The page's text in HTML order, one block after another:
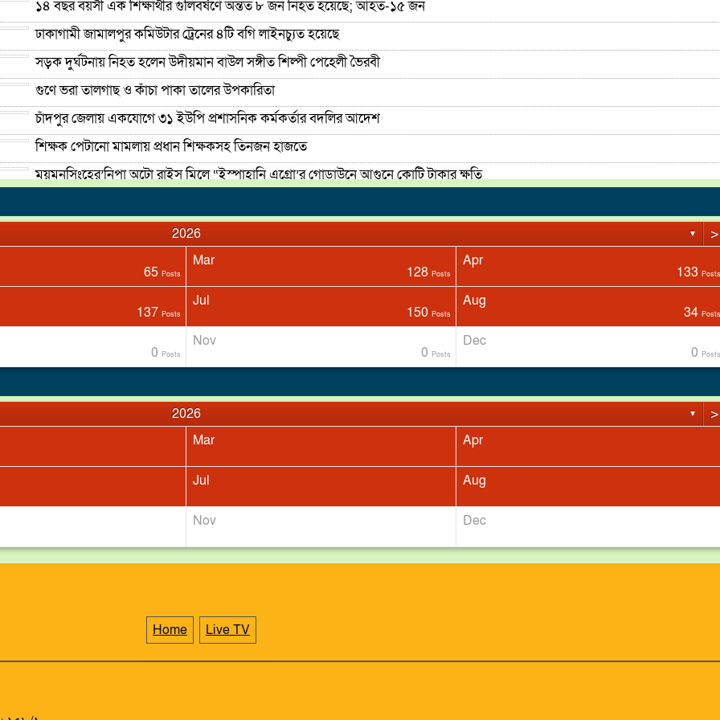
১৪ বছর বয়সী এক শিক্ষার্থীর গুলিবর্ষণে অন্তত ৮ জন নিহত হয়েছে; আহত-১৫ জন
ঢাকাগামী জামালপুর কমিউটার ট্রেনের ৪টি বগি লাইনচ্যুত হয়েছে
সড়ক দুর্ঘটনায় নিহত হলেন উদীয়মান বাউল সঙ্গীত শিল্পী পেহেলী ভৈরবী
গুণে ভরা তালগাছ ও কাঁচা পাকা তালের উপকারিতা
চাঁদপুর জেলায় একযোগে ৩১ ইউপি প্রশাসনিক কর্মকর্তার বদলির আদেশ
শিক্ষক পেটানো মামলায় প্রধান শিক্ষকসহ তিনজন হাজতে
ময়মনসিংহের’নিপা অটো রাইস মিলে “ইস্পাহানি এগ্রো’র গোডাউনে আগুনে কোটি টাকার ক্ষতি
2026 ▼ >
65 Posts
Mar
128 Posts
Apr
133 Posts
137 Posts
Jul
150 Posts
Aug
34 Posts
0 Posts
Nov
0 Posts
Dec
0 Posts
2026 ▼ >
Mar Apr
Jul Aug
Nov Dec
Home Live TV